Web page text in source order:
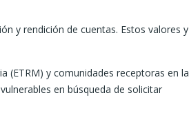
y rendición de cuentas. Estos valores y
(ETRM) y comunidades receptoras en la
en búsqueda de solicitar